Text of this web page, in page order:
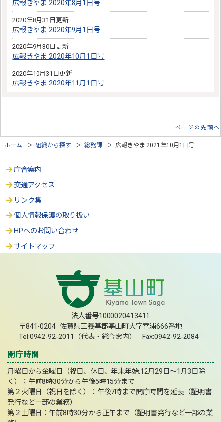
広報きやま 2020年8月1日号
2020年8月31日更新
広報きやま 2020年9月1日号
2020年9月30日更新
広報きやま 2020年10月1日号
2020年10月31日更新
広報きやま 2020年11月1日号
ページの先頭へ
ホーム ＞組織から探す ＞総務課 ＞ 広報きやま 2021年10月1日号
庁舎案内
交通アクセス
リンク集
個人情報保護の取り扱い
HPへのお問い合わせ
サイトマップ
法人番号1000020413411
〒841-0204 佐賀県三養基郡基山町大字宮浦666番地
Tel:0942-92-2011（代表・総合案内） Fax:0942-92-2084
開庁時間
月曜日から金曜日（祝日、休日、年末年始:12月29日～1月3日除
く）：午前8時30分から午後5時15分まで
第２火曜日（祝日を除く）：午後7時まで開庁時間を延長（証明書
発行など一部の業務）
第２土曜日：午前8時30分から正午まで（証明書発行など一部の業